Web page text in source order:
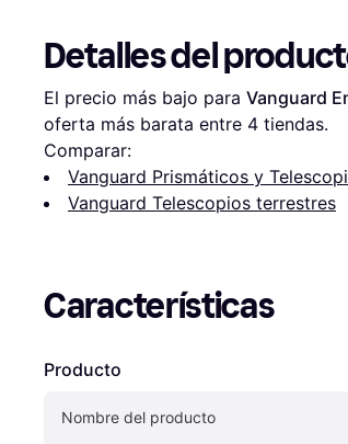
Detalles del
El precio más bajo para Vanguard
oferta más barata entre 4 tiendas.
Comparar:
Vanguard Prismáticos y
Vanguard Telescopios terrestres
Características
Producto
Nombre del producto